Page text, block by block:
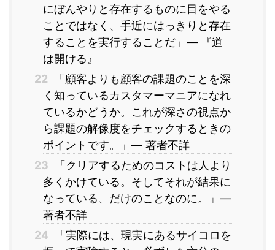
にぼんやりと存在するものに目をやる
ことではなく、手近にはっきりと存在
することを実行することだ」― 『道
は開ける』
22
「顧客よりも顧客の課題のことを深
く知っているカスタマーマニアになれ
ているかどうか。これが深さの視点か
ら課題の解像度をチェックするときの
ポイントです。」― 著者不詳
23
「クリアするためのコストは人より
多くかけている。そしてそれが結果に
なっている、だけのことなのに。」―
著者不詳
24
「実際には、現実にあるサイコロを